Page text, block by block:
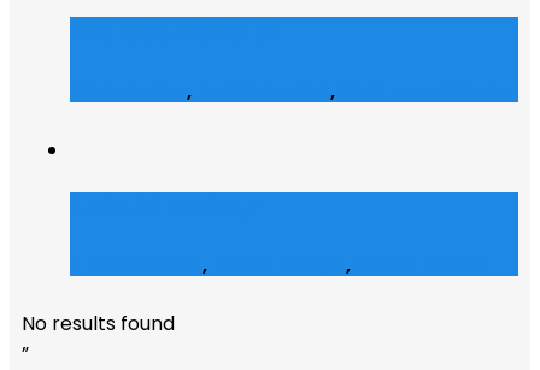
, ,
, ,
No results found
”